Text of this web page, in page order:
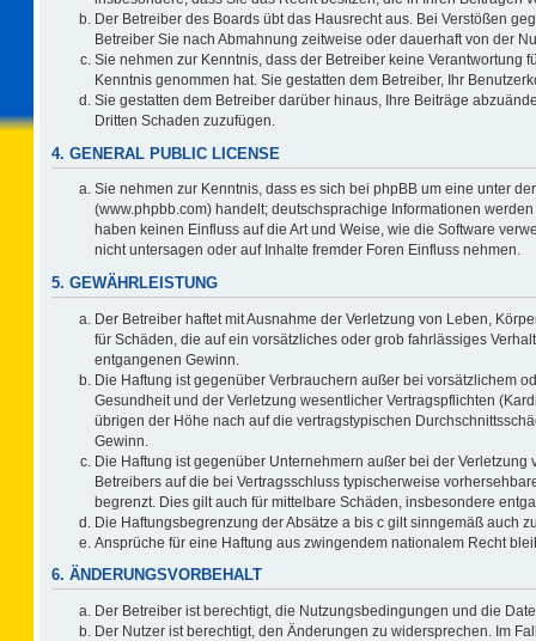
Der Betreiber des Boards übt das Hausrecht aus. Bei Verstößen
Betreiber Sie nach Abmahnung zeitweise oder dauerhaft von der
Sie nehmen zur Kenntnis, dass der Betreiber keine Verantwortung
Kenntnis genommen hat. Sie gestatten dem Betreiber, Ihr
Sie gestatten dem Betreiber darüber hinaus, Ihre Beiträge
Dritten Schaden zuzufügen.
4. GENERAL PUBLIC LICENSE
Sie nehmen zur Kenntnis, dass es sich bei phpBB um eine unter der
(www.phpbb.com) handelt; deutschsprachige Informationen
haben keinen Einfluss auf die Art und Weise, wie die Software
nicht untersagen oder auf Inhalte fremder Foren Einfluss nehmen.
5. GEWÄHRLEISTUNG
Der Betreiber haftet mit Ausnahme der Verletzung von Leben,
für Schäden, die auf ein vorsätzliches oder grob fahrlässiges
entgangenen Gewinn.
Die Haftung ist gegenüber Verbrauchern außer bei vorsätzlichem
Gesundheit und der Verletzung wesentlicher Vertragspflichten
übrigen der Höhe nach auf die vertragstypischen
Gewinn.
Die Haftung ist gegenüber Unternehmern außer bei der
Betreibers auf die bei Vertragsschluss typischerweise
begrenzt. Dies gilt auch für mittelbare Schäden, insbesondere
Die Haftungsbegrenzung der Absätze a bis c gilt sinngemäß auch
Ansprüche für eine Haftung aus zwingendem nationalem Recht
6. ÄNDERUNGSVORBEHALT
Der Betreiber ist berechtigt, die Nutzungsbedingungen und die
Der Nutzer ist berechtigt, den Änderungen zu widersprechen. Im